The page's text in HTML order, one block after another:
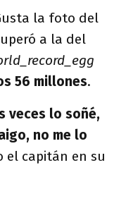
la foto del
a la del
56 millones.
veces lo soñé,
no me lo
el capitán en su